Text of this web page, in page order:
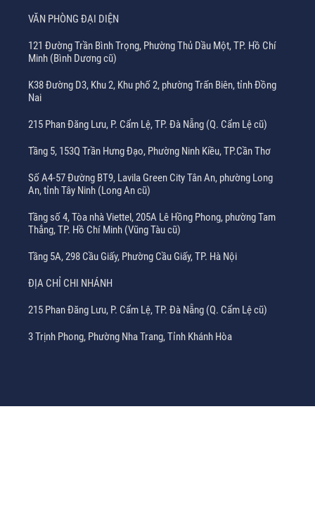
VĂN PHÒNG ĐẠI DIỆN
121 Đường Trần Bình Trọng, Phường Thủ Dầu Một, TP. Hồ Chí
Minh (Bình Dương cũ)
K38 Đường D3, Khu 2, Khu phố 2, phường Trấn Biên, tỉnh Đồng
Nai
215 Phan Đăng Lưu, P. Cẩm Lệ, TP. Đà Nẵng (Q. Cẩm Lệ cũ)
Tầng 5, 153Q Trần Hưng Đạo, Phường Ninh Kiều, TP.Cần Thơ
Số A4-57 Đường BT9, Lavila Green City Tân An, phường Long
An, tỉnh Tây Ninh (Long An cũ)
Tầng số 4, Tòa nhà Viettel, 205A Lê Hồng Phong, phường Tam
Thắng, TP. Hồ Chí Minh (Vũng Tàu cũ)
Tầng 5A, 298 Cầu Giấy, Phường Cầu Giấy, TP. Hà Nội
ĐỊA CHỈ CHI NHÁNH
215 Phan Đăng Lưu, P. Cẩm Lệ, TP. Đà Nẵng (Q. Cẩm Lệ cũ)
3 Trịnh Phong, Phường Nha Trang, Tỉnh Khánh Hòa